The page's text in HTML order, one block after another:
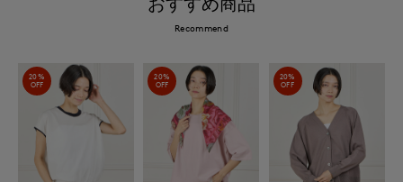
Recommend
20%
OFF
20%
OFF
20%
OFF